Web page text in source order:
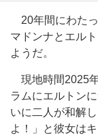
20年間にわた
マドンナとエル
ようだ。
現地時間2025
ラムにエルトン
いに二人が和解
よ！」と彼女は